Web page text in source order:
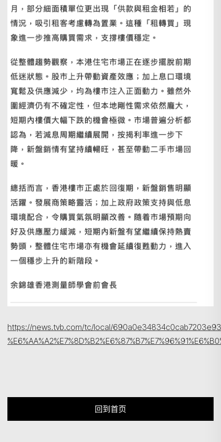
https://news.tvb.com/tc/local/690a0e34834c0cab7203e931/
回到首页